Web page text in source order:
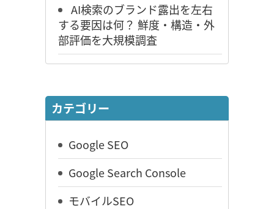
AI検索のブランド露出を左右
する要因は何？ 鮮度・構造・外
部評価を大規模調査
カテゴリー
Google SEO
Google Search Console
モバイルSEO